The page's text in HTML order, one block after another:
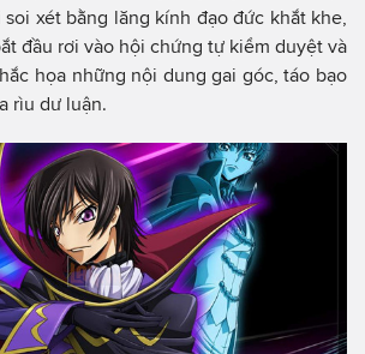
xét bằng lăng kính đạo đức khắt khe,
đầu rơi vào hội chứng tự kiểm duyệt và
họa những nội dung gai góc, táo bạo
rìu dư luận.